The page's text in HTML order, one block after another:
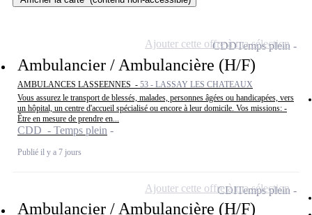
Ambulancier / Ambulancière (H/F)
AMBULANCES LASSEENNES - 53 - LASSAY LES CHATEAUX
Vous assurez le transport de blessés, malades, personnes âgées ou handicapées, vers
un hôpital, un centre d'accueil spécialisé ou encore à leur domicile. Vos missions: -
Être en mesure de prendre en...
CDD - Temps plein
Publié il y a 7 jours
CDDTemps plein
Ajouter cette offre à ma sélection
Ambulancier / Ambulancière (H/F)
CDITemps plein
Ajouter cette offre à ma sélection